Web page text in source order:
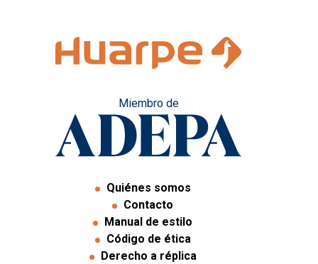
Miembro de
Quiénes somos
Contacto
Manual de estilo
Código de ética
Derecho a réplica